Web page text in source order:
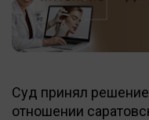
Суд принял
отношении